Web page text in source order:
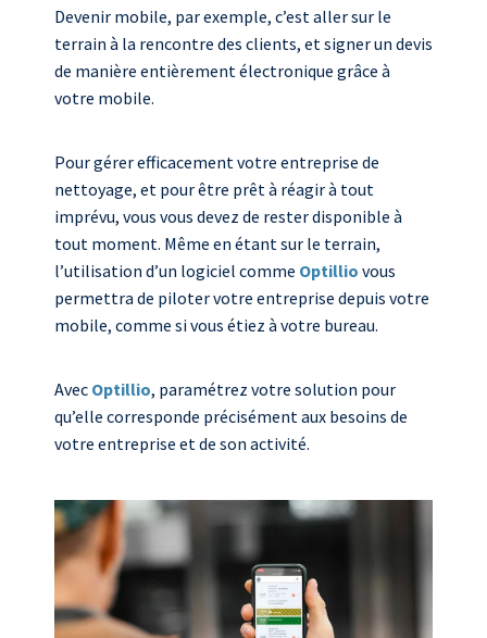
Devenir mobile, par exemple, c’est aller sur le
terrain à la rencontre des clients, et signer un devis
de manière entièrement électronique grâce à
votre mobile.
Pour gérer efficacement votre entreprise de
nettoyage, et pour être prêt à réagir à tout
imprévu, vous vous devez de rester disponible à
tout moment. Même en étant sur le terrain,
l’utilisation d’un logiciel comme Optillio vous
permettra de piloter votre entreprise depuis votre
mobile, comme si vous étiez à votre bureau.
Avec Optillio, paramétrez votre solution pour
qu’elle corresponde précisément aux besoins de
votre entreprise et de son activité.